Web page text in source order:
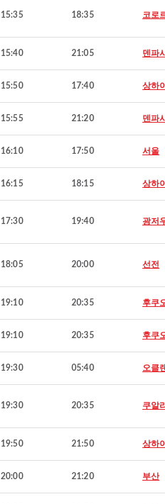
15:35 18:35 코로
15:40 21:05 덴파
15:50 17:40 상하
15:55 21:20 덴파
16:10 17:50 서울
16:15 18:15 상하
17:30 19:40 광저
18:05 20:00 선전
19:10 20:35 후쿠
19:10 20:35 후쿠
19:30 05:40 오클
19:30 20:35 쿠알
19:50 21:50 상하
20:00 21:20 부산